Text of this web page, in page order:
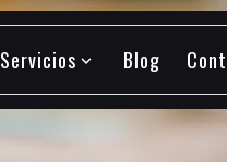
Servicios expand_more
Blog